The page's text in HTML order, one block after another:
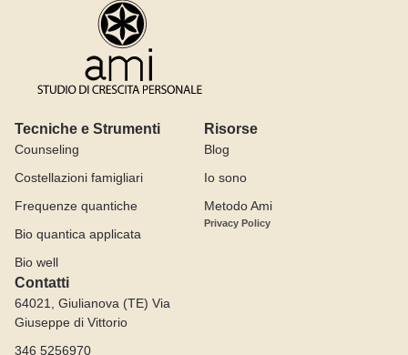
Tecniche e Strumenti
Counseling
Costellazioni famigliari
Frequenze quantiche
Bio quantica applicata
Bio well
Risorse
Blog
Io sono
Metodo Ami
Privacy Policy
Contatti
64021, Giulianova (TE) Via
Giuseppe di Vittorio
346 5256970